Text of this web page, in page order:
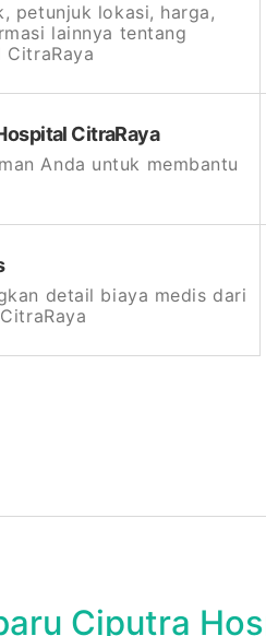
petunjuk lokasi, harga,
lainnya tentang
CitraRaya
Anda untuk membantu
detail biaya medis dari
Ciputra